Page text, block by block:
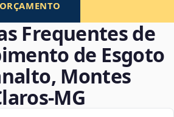
Frequentes de
de Esgoto
Montes